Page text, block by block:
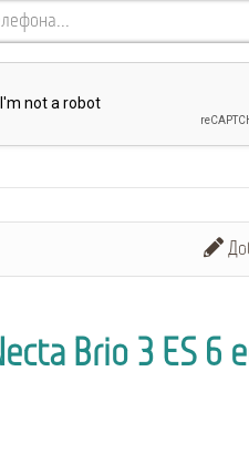
Brio 3 ES 6